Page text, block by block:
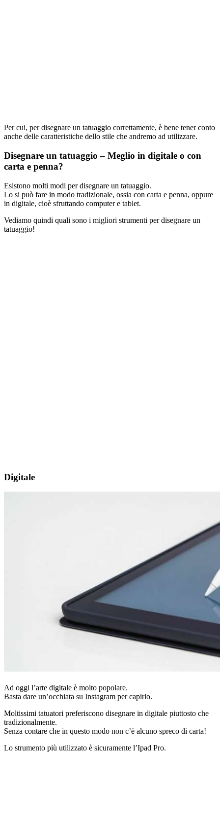
Per cui, per disegnare un tatuaggio correttamente, è bene tener conto
anche delle caratteristiche dello stile che andremo ad utilizzare.
Disegnare un tatuaggio – Meglio in digitale o con
carta e penna?
Esistono molti modi per disegnare un tatuaggio.
Lo si può fare in modo tradizionale, ossia con carta e penna, oppure
in digitale, cioè sfruttando computer e tablet.
Vediamo quindi quali sono i migliori strumenti per disegnare un
tatuaggio!
Digitale
Ad oggi l’arte digitale è molto popolare.
Basta dare un’occhiata su Instagram per capirlo.
Moltissimi tatuatori preferiscono disegnare in digitale piuttosto che
tradizionalmente.
Senza contare che in questo modo non c’è alcuno spreco di carta!
Lo strumento più utilizzato è sicuramente l’Ipad Pro.